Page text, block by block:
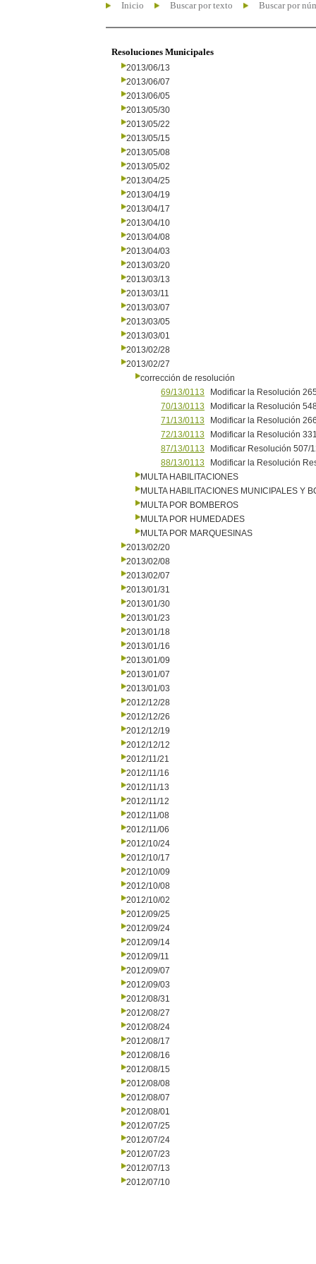
Inicio Buscar por texto Buscar por
Resoluciones Municipales
2013/06/13
2013/06/07
2013/06/05
2013/05/30
2013/05/22
2013/05/15
2013/05/08
2013/05/02
2013/04/25
2013/04/19
2013/04/17
2013/04/10
2013/04/08
2013/04/03
2013/03/20
2013/03/13
2013/03/11
2013/03/07
2013/03/05
2013/03/01
2013/02/28
2013/02/27
corrección de resolución
69/13/0113
Modificar la Resolución
70/13/0113
Modificar la Resolución
71/13/0113
Modificar la Resolución
72/13/0113
Modificar la Resolución
87/13/0113
Modificar Resolución 507/
88/13/0113
Modificar la Resolución
MULTA HABILITACIONES
MULTA HABILITACIONES MUNICIPALES Y
MULTA POR BOMBEROS
MULTA POR HUMEDADES
MULTA POR MARQUESINAS
2013/02/20
2013/02/08
2013/02/07
2013/01/31
2013/01/30
2013/01/23
2013/01/18
2013/01/16
2013/01/09
2013/01/07
2013/01/03
2012/12/28
2012/12/26
2012/12/19
2012/12/12
2012/11/21
2012/11/16
2012/11/13
2012/11/12
2012/11/08
2012/11/06
2012/10/24
2012/10/17
2012/10/09
2012/10/08
2012/10/02
2012/09/25
2012/09/24
2012/09/14
2012/09/11
2012/09/07
2012/09/03
2012/08/31
2012/08/27
2012/08/24
2012/08/17
2012/08/16
2012/08/15
2012/08/08
2012/08/07
2012/08/01
2012/07/25
2012/07/24
2012/07/23
2012/07/13
2012/07/10